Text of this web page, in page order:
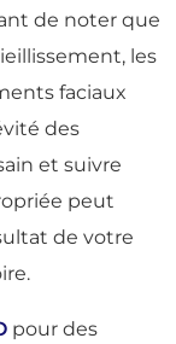
de noter que
les
faciaux
des
et suivre
peut
de votre
pour des